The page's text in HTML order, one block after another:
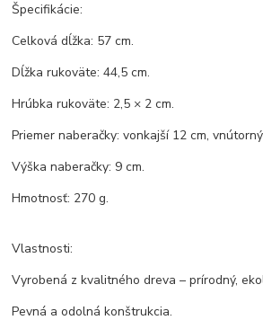
Špecifikácie:
Celková dĺžka: 57 cm.
Dĺžka rukoväte: 44,5 cm.
Hrúbka rukoväte: 2,5 × 2 cm.
Priemer naberačky: vonkajší 12 cm,
Výška naberačky: 9 cm.
Hmotnosť: 270 g.
Vlastnosti:
Vyrobená z kvalitného dreva – prírodný,
Pevná a odolná konštrukcia.